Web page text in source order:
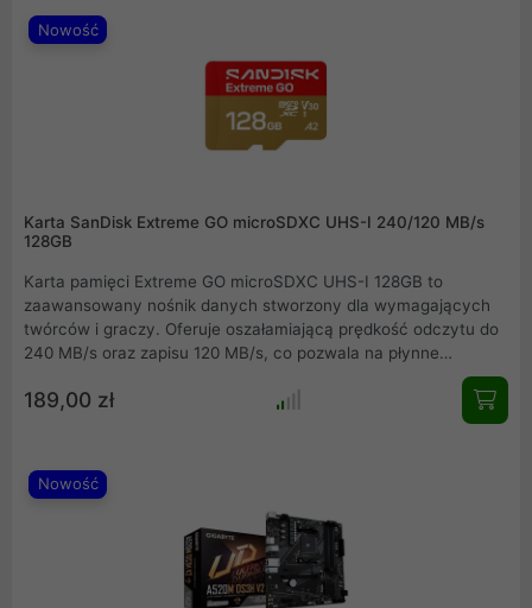
oferując stabilną pracę w każdych okolicznościach.
Nowość
Karta SanDisk Extreme GO microSDXC UHS-I 240/120 MB/s
128GB
Karta pamięci Extreme GO microSDXC UHS-I 128GB to
zaawansowany nośnik danych stworzony dla wymagających
twórców i graczy. Oferuje oszałamiającą prędkość odczytu do
240 MB/s oraz zapisu 120 MB/s, co pozwala na płynne
rejestrowanie wideo w rozdzielczości 5K i 4K UHD. Dzięki klasie
wydajności A2 aplikacje ładują się błyskawicznie, a Twoje
które pomieści setki godzin nagrań i tysiące zdjęć.
189,00 zł
Nowość